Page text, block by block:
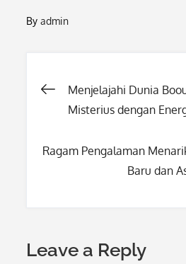
Byadmin
Post
Menjelajahi Dunia
Misterius dengan
Ragam Pengalaman
Baru dan
Leave a Reply